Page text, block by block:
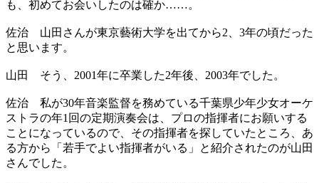
も、初めてお会いしたのは確か……。
佐治 山田さんが東京藝術大学を出てから2、3年の頃だった
と思います。
山田 そう、2001年に卒業した2年後、2003年でした。
佐治 私が30年音楽監督を務めている千葉県少年少女オーケ
ストラの年1回の定期演奏会は、プロの指揮者にお願いする
ことになっているので、その指揮者を探していたところ、あ
る方から「若手でよい指揮者がいる」と紹介されたのが山田
さんでした。